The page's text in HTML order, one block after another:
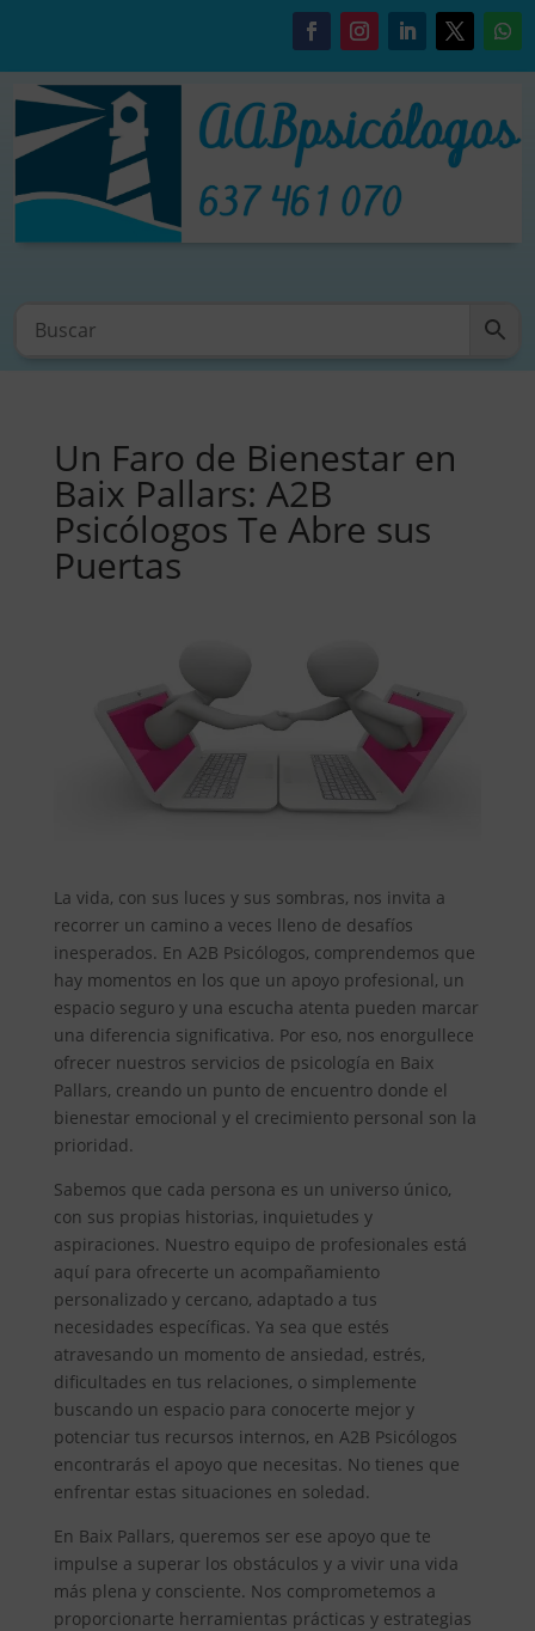
Un Faro de Bienestar en
Baix Pallars: A2B
Psicólogos Te Abre sus
Puertas
La vida, con sus luces y sus sombras, nos invita a
recorrer un camino a veces lleno de desafíos
inesperados. En A2B Psicólogos, comprendemos que
hay momentos en los que un apoyo profesional, un
espacio seguro y una escucha atenta pueden marcar
una diferencia significativa. Por eso, nos enorgullece
ofrecer nuestros servicios de psicología en Baix
Pallars, creando un punto de encuentro donde el
bienestar emocional y el crecimiento personal son la
prioridad.
Sabemos que cada persona es un universo único,
con sus propias historias, inquietudes y
aspiraciones. Nuestro equipo de profesionales está
aquí para ofrecerte un acompañamiento
personalizado y cercano, adaptado a tus
necesidades específicas. Ya sea que estés
atravesando un momento de ansiedad, estrés,
dificultades en tus relaciones, o simplemente
buscando un espacio para conocerte mejor y
potenciar tus recursos internos, en A2B Psicólogos
encontrarás el apoyo que necesitas. No tienes que
enfrentar estas situaciones en soledad.
En Baix Pallars, queremos ser ese apoyo que te
impulse a superar los obstáculos y a vivir una vida
más plena y consciente. Nos comprometemos a
proporcionarte herramientas prácticas y estrategias